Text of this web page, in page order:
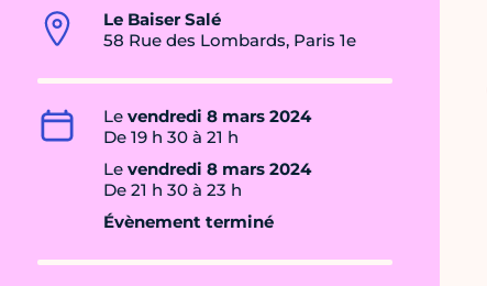
Le Baiser Salé
58 Rue des Lombards, Paris 1e
Le vendredi 8 mars 2024
De 19 h 30 à 21 h
Le vendredi 8 mars 2024
De 21 h 30 à 23 h
Évènement terminé